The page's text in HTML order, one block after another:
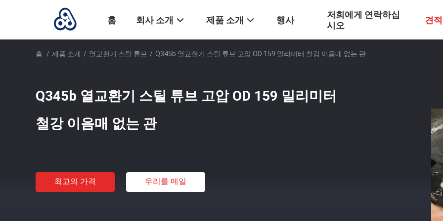
홈 회사 소개 제품 소개 행사
저희에게 연락하십
시오
견
홈 / 제품 소개 / 열교환기 스틸 튜브 / Q345b 열교환기 스틸 튜브 고압 OD 159 밀리미터 철강 이음매 없는 관
Q345b 열교환기 스틸 튜브 고압 OD 159 밀리미터
철강 이음매 없는 관
최고의 가격 우리를 메일